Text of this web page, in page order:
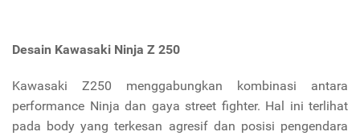
Desain Kawasaki Ninja Z 250
Kawasaki Z250 menggabungkan kombinasi antara
performance Ninja dan gaya street fighter. Hal ini terlihat
pada body yang terkesan agresif dan posisi pengendara